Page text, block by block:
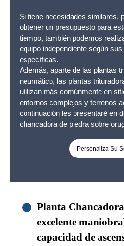
Si tiene necesidades similares,
obtener un presupuesto para
tiempo, también podemos
equipo independiente según
específicas.
Además, aparte de las plantas
neumático, las plantas
utilizan más comúnmente en
entornos complejos y terrenos
continuación les presentaré en
chancadora de piedra sobre
Personaliza Su
Planta
excelente
capacidad de